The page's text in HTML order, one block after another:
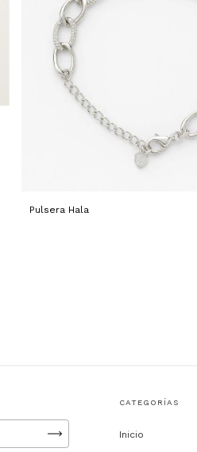
Pulsera Hala
CATEGORÍAS
Inicio